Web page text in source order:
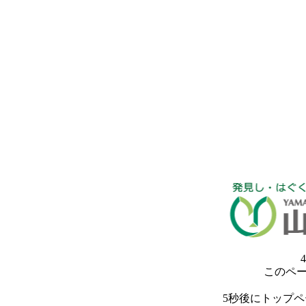
このペ
5秒後にトップ